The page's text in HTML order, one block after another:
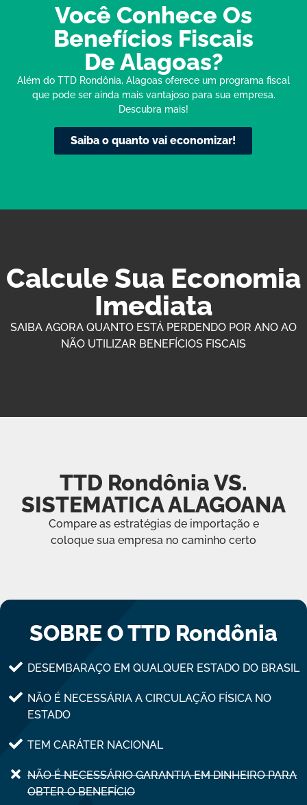
Você Conhece Os
Benefícios Fiscais
De Alagoas?
Além do TTD Rondônia, Alagoas oferece um programa fiscal
que pode ser ainda mais vantajoso para sua empresa.
Descubra mais!
Saiba o quanto vai economizar!
Calcule Sua Economia
Imediata
SAIBA AGORA QUANTO ESTÁ PERDENDO POR ANO AO
NÃO UTILIZAR BENEFÍCIOS FISCAIS
TTD Rondônia VS.
SISTEMATICA ALAGOANA
Compare as estratégias de importação e
coloque sua empresa no caminho certo
SOBRE O TTD Rondônia
DESEMBARAÇO EM QUALQUER ESTADO DO BRASIL
NÃO É NECESSÁRIA A CIRCULAÇÃO FÍSICA NO
ESTADO
TEM CARÁTER NACIONAL
NÃO É NECESSÁRIO GARANTIA EM DINHEIRO PARA
OBTER O BENEFÍCIO